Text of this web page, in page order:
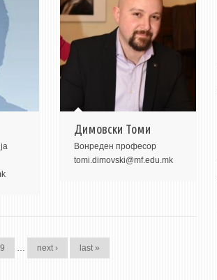
Димовски Томи
Вонредeн професор
tomi.dimovski@mf.edu.mk
9 next › last »